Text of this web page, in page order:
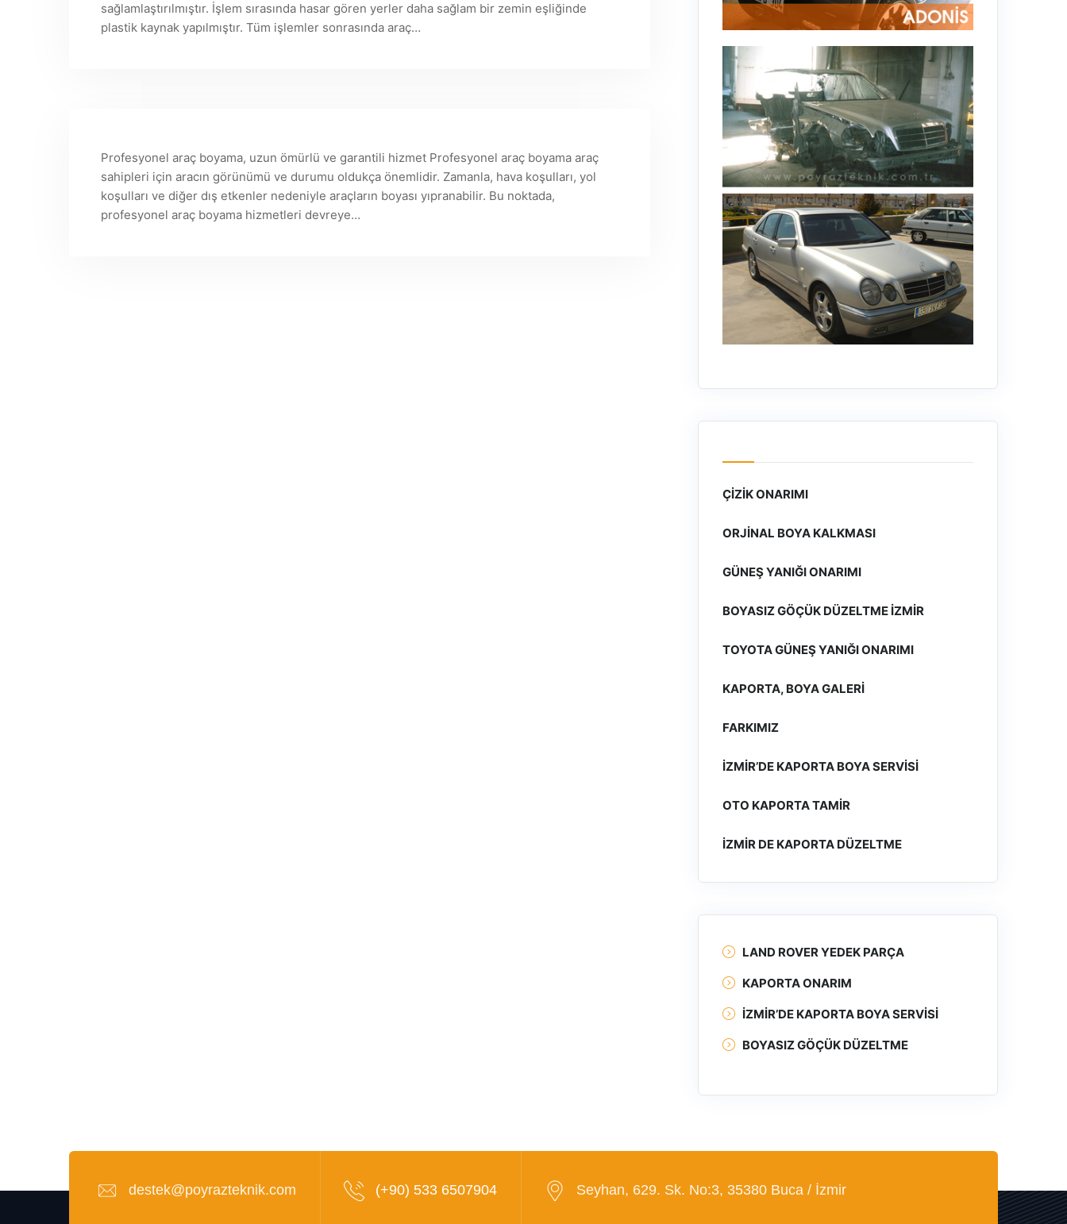
sağlamlaştırılmıştır. İşlem sırasında hasar gören yerler daha sağlam bir zemin eşliğinde
plastik kaynak yapılmıştır. Tüm işlemler sonrasında araç…
Profesyonel araç boyama, uzun ömürlü ve garantili hizmet Profesyonel araç boyama araç
sahipleri için aracın görünümü ve durumu oldukça önemlidir. Zamanla, hava koşulları, yol
koşulları ve diğer dış etkenler nedeniyle araçların boyası yıpranabilir. Bu noktada,
profesyonel araç boyama hizmetleri devreye…
ÇIZIK ONARIMI
ORJINAL BOYA KALKMASI
GÜNEŞ YANIĞI ONARIMI
BOYASIZ GÖÇÜK DÜZELTME İZMIR
TOYOTA GÜNEŞ YANIĞI ONARIMI
KAPORTA, BOYA GALERI
FARKIMIZ
İZMIR’DE KAPORTA BOYA SERVISI
OTO KAPORTA TAMIR
İZMIR DE KAPORTA DÜZELTME
LAND ROVER YEDEK PARÇA
KAPORTA ONARIM
İZMIR’DE KAPORTA BOYA SERVISI
BOYASIZ GÖÇÜK DÜZELTME
destek@poyrazteknik.com (+90) 533 6507904 Seyhan, 629. Sk. No:3, 35380 Buca / İzmir